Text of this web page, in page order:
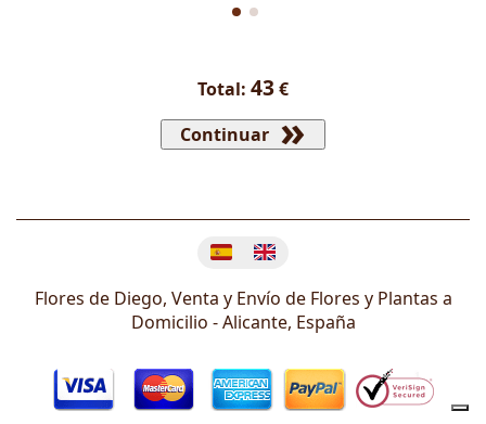
Total: 43€
Continuar
Flores de Diego, Venta y Envío de Flores y Plantas a
Domicilio -Alicante, España